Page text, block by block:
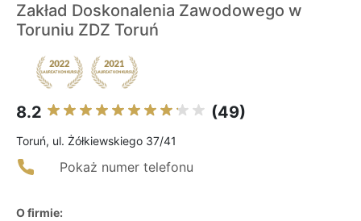
Zakład Doskonalenia Zawodowego w
Toruniu ZDZ Toruń
8.2 (49)
Toruń, ul. Żółkiewskiego 37/41
Pokaż numer telefonu
O firmie: